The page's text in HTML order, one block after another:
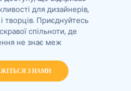
для дизайнерів,
творців. Приєднуйтесь
спільноти, де
не знає меж
З НАМИ